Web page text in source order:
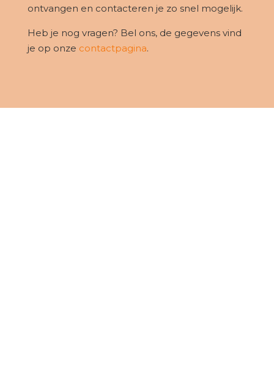
ontvangen en contacteren je zo snel mogelijk.
Heb je nog vragen? Bel ons, de gegevens vind
je op onze contactpagina.